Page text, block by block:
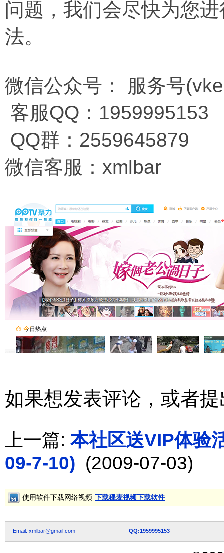
问题，我们会尽快为您
法。
微信公众号： 服务号
客服QQ：1959995153
QQ群：2559645879
微信客服：xmlbar
如果想发表评论，或者
上一篇: 本社区送VIP体验
09-7-10) (2009-07-03)
使用软件下载网络视频 下载稞麦视频下载软件
Email: xmlbar@gmail.com QQ:1959995153